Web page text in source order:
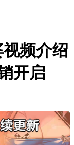
视频介绍
开启